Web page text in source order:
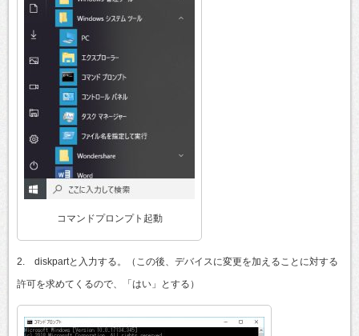
コマンドプロンプト起動
2. diskpartと入力する。（この後、デバイスに変更を加えることに対する
許可を求めてくるので、「はい」とする）